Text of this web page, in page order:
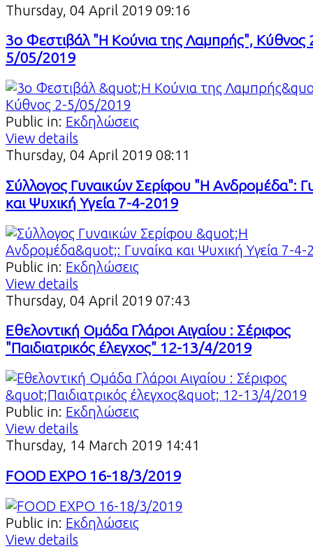
Thursday, 04 April 2019 09:16
3ο Φεστιβάλ "Η Κούνια της Λαμπρής", Κύθνος
5/05/2019
Public in: Εκδηλώσεις
View details
Thursday, 04 April 2019 08:11
Σύλλογος Γυναικών Σερίφου "Η Ανδρομέδα":
και Ψυχική Υγεία 7-4-2019
Public in: Εκδηλώσεις
View details
Thursday, 04 April 2019 07:43
Εθελοντική Ομάδα Γλάροι Αιγαίου : Σέριφος
"Παιδιατρικός έλεγχος" 12-13/4/2019
Public in: Εκδηλώσεις
View details
Thursday, 14 March 2019 14:41
FOOD EXPO 16-18/3/2019
Public in: Εκδηλώσεις
View details